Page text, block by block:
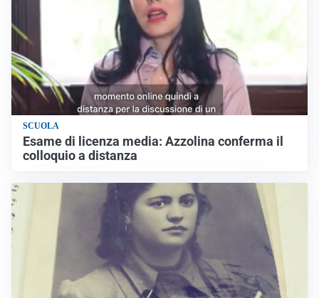
SCUOLA
Esame di licenza media: Azzolina conferma il
colloquio a distanza